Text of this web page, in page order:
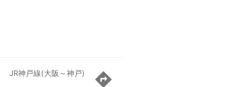
JR神戸線(大阪～神戸)